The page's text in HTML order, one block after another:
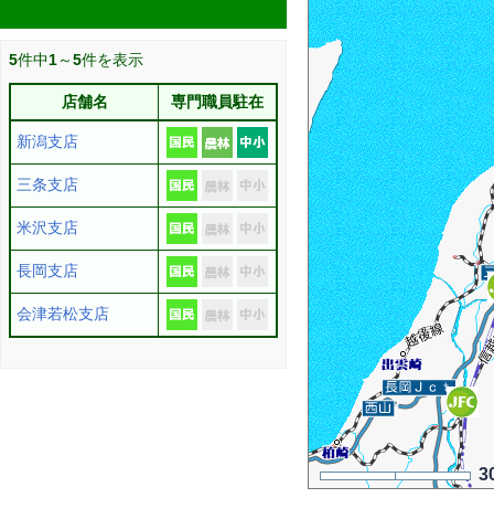
5件中1～5件を表示
店舗名 専門職員駐在
新潟支店
三条支店
米沢支店
長岡支店
会津若松支店